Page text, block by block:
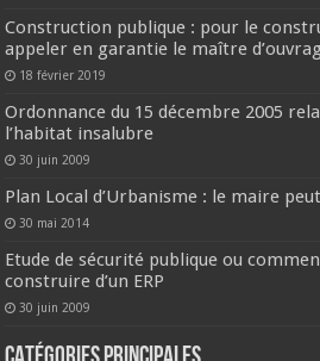
Construction publique : pour le
appeler en garantie le maître
18 février 2019
Ordonnance du 15 décembre 2005
l’habitat insalubre
30 juin 2009
Plan Local d’Urbanisme : le maire
30 mai 2014
Etude de sécurité publique ou
construire d’un ERP
30 juin 2009